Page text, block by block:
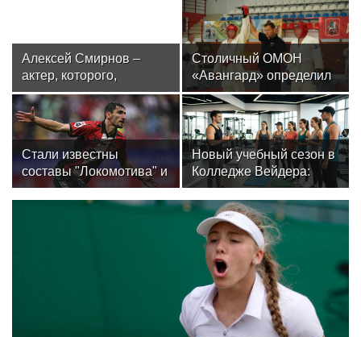
Алексей Смирнов –
актер, которого,
надеюсь, еще не
забыли
Столичный ОМОН
«Авангард» определил
лучших в рукопашном
бою
Стали известны
составы "Локомотива" и
"Акрона" на матч РПЛ
Новый учебный сезон в
Колледже Вейдера:
стартовали очные
программы подготовки
фитнес-тренеров и
специалистов
индустрии здоровья